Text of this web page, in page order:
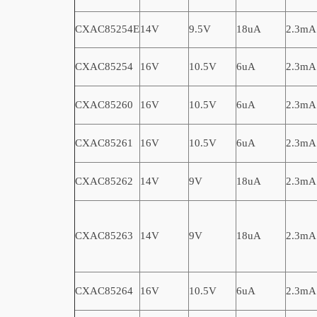
CXAC85254E14V 9.5V 18uA 2.3mA
CXAC85254 16V 10.5V 6uA 2.3mA
CXAC85260 16V 10.5V 6uA 2.3mA
CXAC85261 16V 10.5V 6uA 2.3mA
CXAC85262 14V 9V 18uA 2.3mA
CXAC85263 14V 9V 18uA 2.3mA
CXAC85264 16V 10.5V 6uA 2.3mA